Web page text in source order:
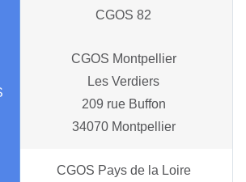
CGOS 82
CGOS Montpellier
Les Verdiers
209 rue Buffon
34070 Montpellier
CGOS Pays de la Loire